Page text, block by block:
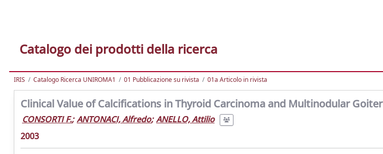
Catalogo dei prodotti della ricerca
IRIS Catalogo Ricerca UNIROMA1 01 Pubblicazione su rivista 01a Articolo in rivista
Clinical Value of Calcifications in Thyroid Carcinoma and Multinodular Goiter
CONSORTI F.; ANTONACI, Alfredo; ANELLO, Attilio
2003